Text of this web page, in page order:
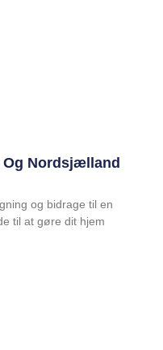
Og Nordsjælland
og bidrage til en
til at gøre dit hjem